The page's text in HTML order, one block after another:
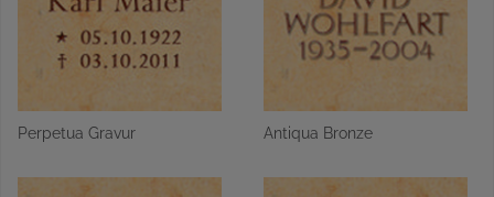
Perpetua Gravur Antiqua Bronze